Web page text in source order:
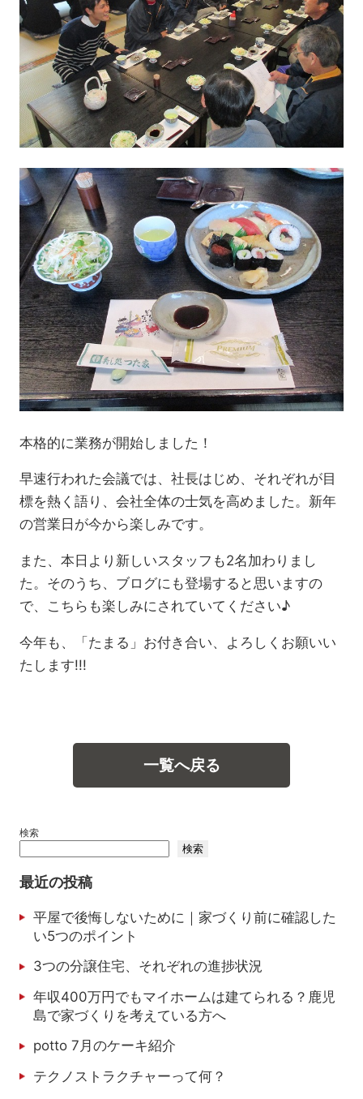
本格的に業務が開始しました！
早速行われた会議では、社長はじめ、それぞれが目
標を熱く語り、会社全体の士気を高めました。新年
の営業日が今から楽しみです。
また、本日より新しいスタッフも2名加わりまし
た。そのうち、ブログにも登場すると思いますの
で、こちらも楽しみにされていてください♪
今年も、「たまる」お付き合い、よろしくお願いい
たします!!!
一覧へ戻る
検索
検索
最近の投稿
平屋で後悔しないために｜家づくり前に確認した
い5つのポイント
3つの分譲住宅、それぞれの進捗状況
年収400万円でもマイホームは建てられる？鹿児
島で家づくりを考えている方へ
potto 7月のケーキ紹介
テクノストラクチャーって何？